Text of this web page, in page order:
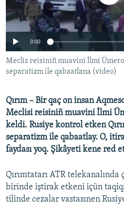
Русский
Українською
QOŞULIÑIZ!
RFE/RS bütün saytları
0:00
Meclis reisiniñ muavini İlmi
separatizm ile qabaatlana (video)
Qırım – Bir qaç on insan
Meclisi reisiniñ muavini İlmi
keldi. Rusiye kontrol etken
separatizm ile qabaatlay. O,
faydası yoq. Şikâyeti kene red
Qırımtatarı ATR telekanalında
birinde iştirak etkeni içün
tilinde cezalar vastasınen